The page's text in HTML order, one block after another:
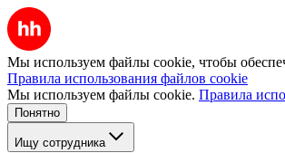
Мы используем файлы cookie, чтобы
Правила использования файлов cookie
Мы используем файлы cookie. Правила
Понятно
Ищу сотрудника